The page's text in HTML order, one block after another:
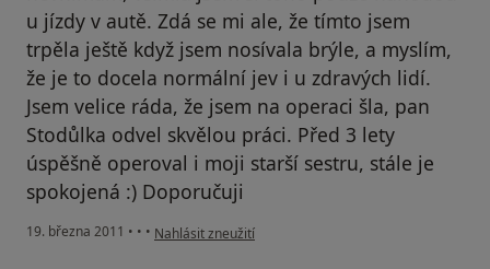
u jízdy v autě. Zdá se mi ale, že tímto jsem
trpěla ještě když jsem nosívala brýle, a myslím,
že je to docela normální jev i u zdravých lidí.
Jsem velice ráda, že jsem na operaci šla, pan
Stodůlka odvel skvělou práci. Před 3 lety
úspěšně operoval i moji starší sestru, stále je
spokojená :) Doporučuji
19. března 2011 • • • podle názoru uživatele Váš účet byl odstraněn
Nahlásit zneužití